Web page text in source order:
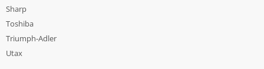
Sharp
Toshiba
Triumph-Adler
Utax